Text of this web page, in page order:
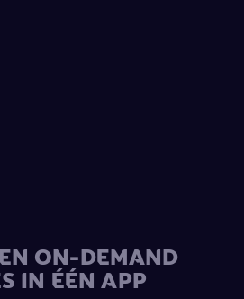
ON-DEMAND
IN ÉÉN APP